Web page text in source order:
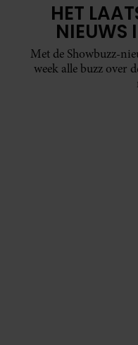
HET
NIEUWS
Met de Showbuzz-
week alle buzz over